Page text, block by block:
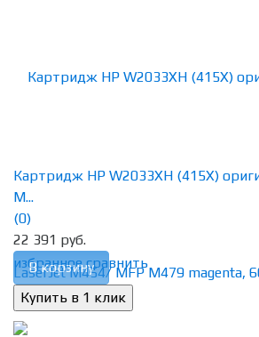
избранное сравнить
Картридж HP W2033XH (415X)
M...
(0)
22 391 руб.
В корзину